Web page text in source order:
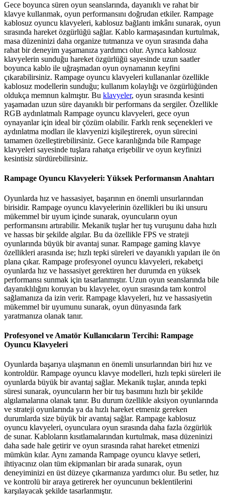
Gece boyunca süren oyun seanslarında, dayanıklı ve rahat bir
klavye kullanmak, oyun performansını doğrudan etkiler. Rampage
kablosuz oyuncu klavyeleri, kablosuz bağlantı imkânı sunarak, oyun
sırasında hareket özgürlüğü sağlar. Kablo karmaşasından kurtulmak,
masa düzeninizi daha organize tutmanıza ve oyun sırasında daha
rahat bir deneyim yaşamanıza yardımcı olur. Ayrıca kablosuz
klavyelerin sunduğu hareket özgürlüğü sayesinde uzun saatler
boyunca kablo ile uğraşmadan oyun oynamanın keyfini
çıkarabilirsiniz. Rampage oyuncu klavyeleri kullananlar özellikle
kablosuz modellerin sunduğu; kullanım kolaylığı ve özgürlüğünden
oldukça memnun kalmıştır. Bu klavyeler, oyun sırasında kesinti
yaşamadan uzun süre dayanıklı bir performans da sergiler. Özellikle
RGB aydınlatmalı Rampage oyuncu klavyeleri, gece oyun
oynayanlar için ideal bir çözüm olabilir. Farklı renk seçenekleri ve
aydınlatma modları ile klavyenizi kişileştirerek, oyun sürecini
tamamen özelleştirebilirsiniz. Gece karanlığında bile Rampage
klavyeleri sayesinde tuşlara rahatça erişebilir ve oyun keyfinizi
kesintisiz sürdürebilirsiniz.
Rampage Oyuncu Klavyeleri: Yüksek Performansın Anahtarı
Oyunlarda hız ve hassasiyet, başarının en önemli unsurlarından
birisidir. Rampage oyuncu klavyelerinin özellikleri bu iki unsuru
mükemmel bir uyum içinde sunarak, oyuncuların oyun
performansını artırabilir. Mekanik tuşlar her tuş vuruşunu daha hızlı
ve hassas bir şekilde algılar. Bu da özellikle FPS ve strateji
oyunlarında büyük bir avantaj sunar. Rampage gaming klavye
özellikleri arasında ise; hızlı tepki süreleri ve dayanıklı yapıları ile ön
plana çıkar. Rampage profesyonel oyuncu klavyeleri, rekabetçi
oyunlarda hız ve hassasiyet gerektiren her durumda en yüksek
performansı sunmak için tasarlanmıştır. Uzun oyun seanslarında bile
dayanıklılığını koruyan bu klavyeler, oyun sırasında tam kontrol
sağlamanıza da izin verir. Rampage klavyeleri, hız ve hassasiyetin
mükemmel bir uyumunu sunarak, oyun dünyasında fark
yaratmanıza olanak tanır.
Profesyonel ve Amatör Kullanıcıların Tercihi: Rampage
Oyuncu Klavyeleri
Oyunlarda başarıya ulaşmanın en önemli unsurlarından biri hız ve
kontroldür. Rampage oyuncu klavye modelleri, hızlı tepki süreleri ile
oyunlarda büyük bir avantaj sağlar. Mekanik tuşlar, anında tepki
süresi sunarak, oyuncuların her bir tuş basımını hızlı bir şekilde
algılamalarına olanak tanır. Bu durum özellikle aksiyon oyunlarında
ve strateji oyunlarında ya da hızlı hareket etmeniz gereken
durumlarda size büyük bir avantaj sağlar. Rampage kablosuz
oyuncu klavyeleri, oyunculara oyun sırasında daha fazla özgürlük
de sunar. Kabloların kısıtlamalarından kurtulmak, masa düzeninizi
daha sade hale getirir ve oyun sırasında rahat hareket etmenizi
mümkün kılar. Aynı zamanda Rampage oyuncu klavye setleri,
ihtiyacınız olan tüm ekipmanları bir arada sunarak, oyun
deneyiminizi en üst düzeye çıkarmanıza yardımcı olur. Bu setler, hız
ve kontrolü bir araya getirerek her oyuncunun beklentilerini
karşılayacak şekilde tasarlanmıştır.